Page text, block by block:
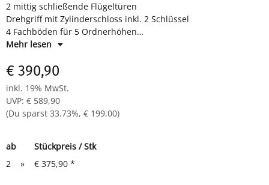
2 mittig schließende Flügeltüren
Drehgriff mit Zylinderschloss inkl. 2 Schlüssel
4 Fachböden für 5 Ordnerhöhen
Maße: H 1950 x B 1200 x T 422 mm
Komplett verschweißter Korpus - sofort einsatzbereit
Mehr lesen
€ 390,90
inkl. 19% MwSt.
UVP: € 589,90
(Du sparst 33.73%, € 199,00)
ab
Stückpreis / Stk
2
» € 375,90 *